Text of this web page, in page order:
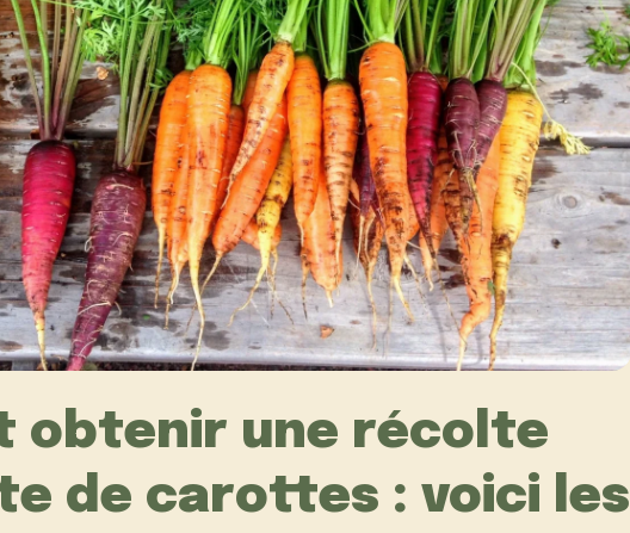
obtenir une récolte
de carottes : voici les